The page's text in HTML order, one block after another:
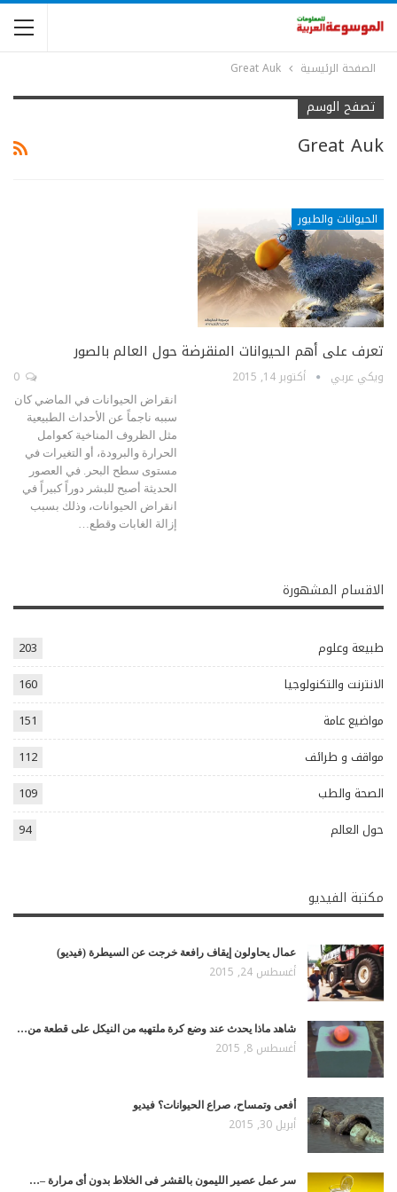
الصفحة الرئيسية Great Auk
تصفح الوسم
Great Auk
الحيوانات والطيور
تعرف على أهم الحيوانات المنقرضة حول العالم بالصور
ويكي عربي أكتوبر 14, 2015
انقراض الحيوانات في الماضي كان
سببه ناجماً عن الأحداث الطبيعية
مثل الظروف المناخية كعوامل
الحرارة والبرودة، أو التغيرات في
مستوى سطح البحر. في العصور
الحديثة أصبح للبشر دوراً كبيراً في
انقراض الحيوانات، وذلك بسبب
إزالة الغابات وقطع…
الاقسام المشهورة
طبيعة وعلوم
203
الانترنت والتكنولوجيا
160
مواضيع عامة
151
مواقف و طرائف
112
الصحة والطب
109
حول العالم
94
مكتبة الفيديو
عمال يحاولون إيقاف رافعة خرجت عن السيطرة (فيديو)
أغسطس 24, 2015
شاهد ماذا يحدث عند وضع كرة ملتهبه من النيكل على قطعة من…
أغسطس 8, 2015
أفعى وتمساح، صراع الحيوانات؟ فيديو
أبريل 30, 2015
سر عمل عصير الليمون بالقشر فى الخلاط بدون أى مرارة –…